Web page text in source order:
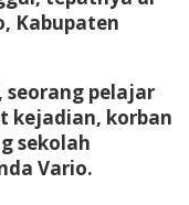
Kabupaten
seorang pelajar
kejadian, korban
sekolah
Vario.